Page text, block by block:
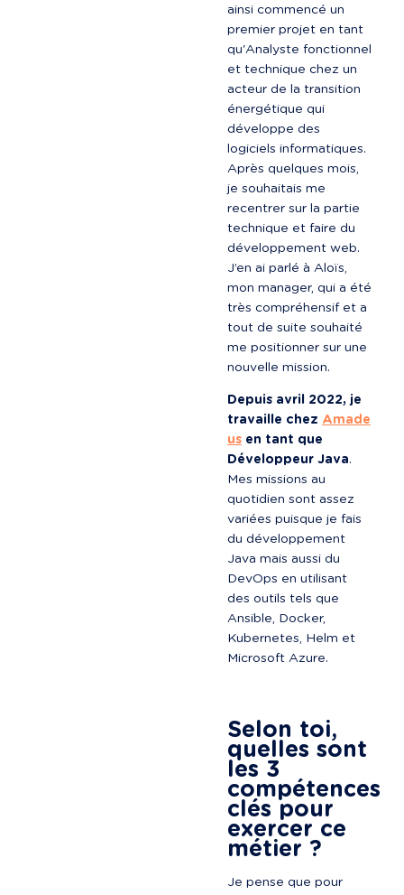
ainsi commencé un
premier projet en tant
qu'Analyste fonctionnel
et technique chez un
acteur de la transition
énergétique qui
développe des
logiciels informatiques.
Après quelques mois,
je souhaitais me
recentrer sur la partie
technique et faire du
développement web.
J’en ai parlé à Aloïs,
mon manager, qui a été
très compréhensif et a
tout de suite souhaité
me positionner sur une
nouvelle mission.
Depuis avril 2022, je
travaille chez Amade
us en tant que
Développeur Java.
Mes missions au
quotidien sont assez
variées puisque je fais
du développement
Java mais aussi du
DevOps en utilisant
des outils tels que
Ansible, Docker,
Kubernetes, Helm et
Microsoft Azure.
Selon toi,
quelles sont
les 3
compétences
clés pour
exercer ce
métier ?
Je pense que pour